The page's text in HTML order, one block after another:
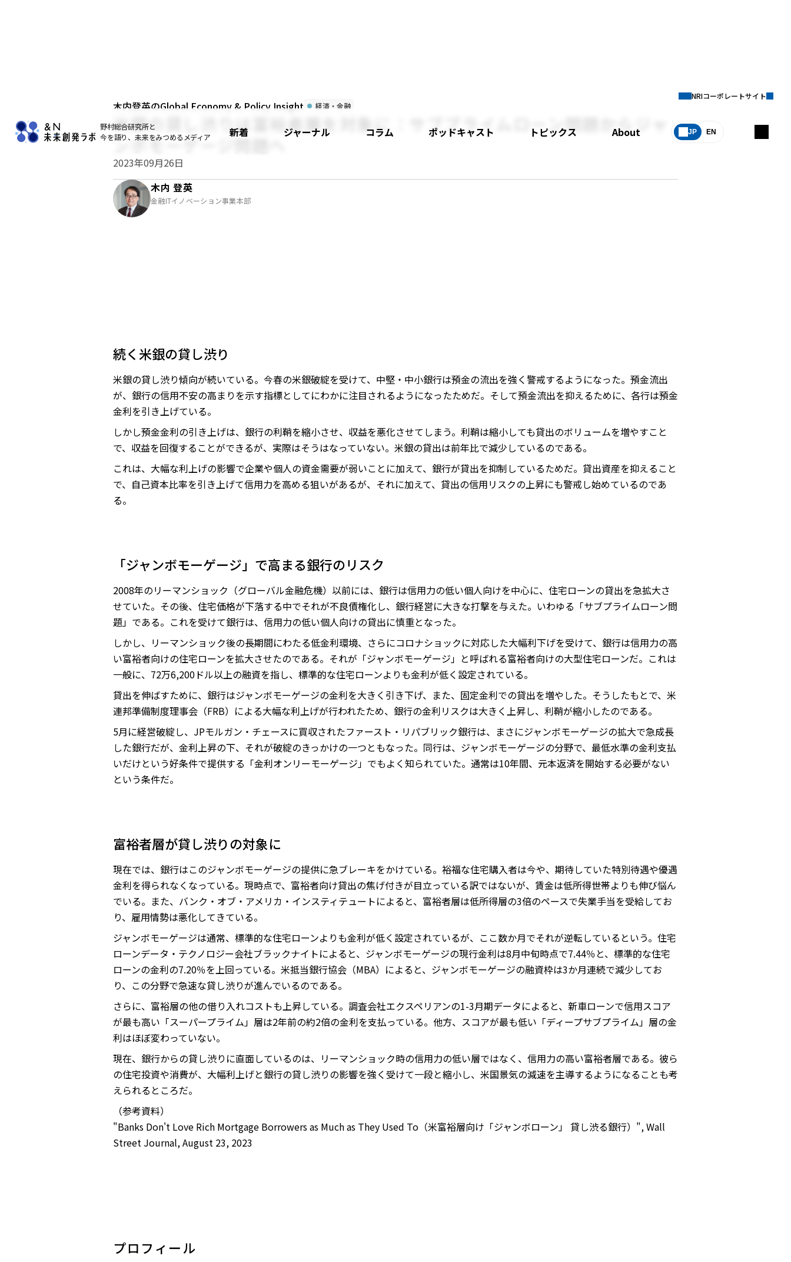
野村総合研究所と
今を語り、未来をみつめるメディア
新着 ジャーナル コラム ポッドキャスト トピックス About JP EN
NRIコーポレートサイト
木内登英のGlobal Economy & Policy Insight 経済・金融
米銀の貸し渋りは富裕者層を対象に：サブプライムローン問題からジャ
ンボモーゲージ問題へ
2023年09月26日
木内 登英
金融ITイノベーション事業本部
続く米銀の貸し渋り
米銀の貸し渋り傾向が続いている。今春の米銀破綻を受けて、中堅・中小銀行は預金の流出を強く警戒するようになった。預金流出
が、銀行の信用不安の高まりを示す指標としてにわかに注目されるようになったためだ。そして預金流出を抑えるために、各行は預金
金利を引き上げている。
しかし預金金利の引き上げは、銀行の利鞘を縮小させ、収益を悪化させてしまう。利鞘は縮小しても貸出のボリュームを増やすこと
で、収益を回復することができるが、実際はそうはなっていない。米銀の貸出は前年比で減少しているのである。
これは、大幅な利上げの影響で企業や個人の資金需要が弱いことに加えて、銀行が貸出を抑制しているためだ。貸出資産を抑えること
で、自己資本比率を引き上げて信用力を高める狙いがあるが、それに加えて、貸出の信用リスクの上昇にも警戒し始めているのであ
る。
「ジャンボモーゲージ」で高まる銀行のリスク
2008年のリーマンショック（グローバル金融危機）以前には、銀行は信用力の低い個人向けを中心に、住宅ローンの貸出を急拡大さ
せていた。その後、住宅価格が下落する中でそれが不良債権化し、銀行経営に大きな打撃を与えた。いわゆる「サブプライムローン問
題」である。これを受けて銀行は、信用力の低い個人向けの貸出に慎重となった。
しかし、リーマンショック後の長期間にわたる低金利環境、さらにコロナショックに対応した大幅利下げを受けて、銀行は信用力の高
い富裕者向けの住宅ローンを拡大させたのである。それが「ジャンボモーゲージ」と呼ばれる富裕者向けの大型住宅ローンだ。これは
一般に、72万6,200ドル以上の融資を指し、標準的な住宅ローンよりも金利が低く設定されている。
貸出を伸ばすために、銀行はジャンボモーゲージの金利を大きく引き下げ、また、固定金利での貸出を増やした。そうしたもとで、米
連邦準備制度理事会（FRB）による大幅な利上げが行われたため、銀行の金利リスクは大きく上昇し、利鞘が縮小したのである。
5月に経営破綻し、JPモルガン・チェースに買収されたファースト・リパブリック銀行は、まさにジャンボモーゲージの拡大で急成長
した銀行だが、金利上昇の下、それが破綻のきっかけの一つともなった。同行は、ジャンボモーゲージの分野で、最低水準の金利支払
いだけという好条件で提供する「金利オンリーモーゲージ」でもよく知られていた。通常は10年間、元本返済を開始する必要がない
という条件だ。
富裕者層が貸し渋りの対象に
現在では、銀行はこのジャンボモーゲージの提供に急ブレーキをかけている。裕福な住宅購入者は今や、期待していた特別待遇や優遇
金利を得られなくなっている。現時点で、富裕者向け貸出の焦げ付きが目立っている訳ではないが、賃金は低所得世帯よりも伸び悩ん
でいる。また、バンク・オブ・アメリカ・インスティテュートによると、富裕者層は低所得層の3倍のペースで失業手当を受給してお
り、雇用情勢は悪化してきている。
ジャンボモーゲージは通常、標準的な住宅ローンよりも金利が低く設定されているが、ここ数か月でそれが逆転しているという。住宅
ローンデータ・テクノロジー会社ブラックナイトによると、ジャンボモーゲージの現行金利は8月中旬時点で7.44％と、標準的な住宅
ローンの金利の7.20％を上回っている。米抵当銀行協会（MBA）によると、ジャンボモーゲージの融資枠は3か月連続で減少してお
り、この分野で急速な貸し渋りが進んでいるのである。
さらに、富裕層の他の借り入れコストも上昇している。調査会社エクスペリアンの1-3月期データによると、新車ローンで信用スコア
が最も高い「スーパープライム」層は2年前の約2倍の金利を支払っている。他方、スコアが最も低い「ディープサブプライム」層の金
利はほぼ変わっていない。
現在、銀行からの貸し渋りに直面しているのは、リーマンショック時の信用力の低い層ではなく、信用力の高い富裕者層である。彼ら
の住宅投資や消費が、大幅利上げと銀行の貸し渋りの影響を強く受けて一段と縮小し、米国景気の減速を主導するようになることも考
えられるところだ。
（参考資料）
"Banks Don't Love Rich Mortgage Borrowers as Much as They Used To（米富裕層向け「ジャンボローン」 貸し渋る銀行）", Wall
Street Journal, August 23, 2023
プロフィール